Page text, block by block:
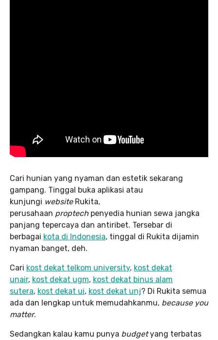
Cari hunian yang nyaman dan estetik sekarang
gampang. Tinggal buka aplikasi atau
kunjungi websiteRukita,
perusahaan proptech penyedia hunian sewa jangka
panjang tepercaya dan antiribet. Tersebar di
berbagai kota di Indonesia, tinggal di Rukita dijamin
nyaman banget, deh.
Cari kost dekat telkom university, kost dekat
unair, kost dekat ugm, kost dekat binus alam
sutera, kost dekat ui, kost dekat unj? Di Rukita semua
ada dan lengkap untuk memudahkanmu, because you
matter.
Sedangkan kalau kamu punya budgetyang terbatas